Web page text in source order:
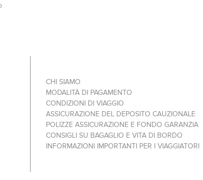
CHI SIAMO
MODALITÀ DI PAGAMENTO
CONDIZIONI DI VIAGGIO
ASSICURAZIONE DEL DEPOSITO CAUZIONALE
POLIZZE ASSICURAZIONE E FONDO GARANZIA
CONSIGLI SU BAGAGLIO E VITA DI BORDO
INFORMAZIONI IMPORTANTI PER I VIAGGIATORI